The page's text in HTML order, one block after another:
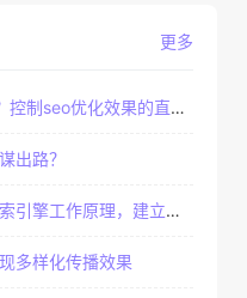
更多
seo优化效果的直接因素
出路？
作原理，建立准确客户群体
多样化传播效果